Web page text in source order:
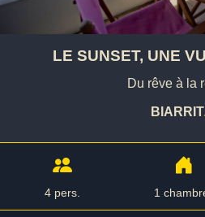
LE SUNSET, UNE
Du rêve à la
4 pers. 1